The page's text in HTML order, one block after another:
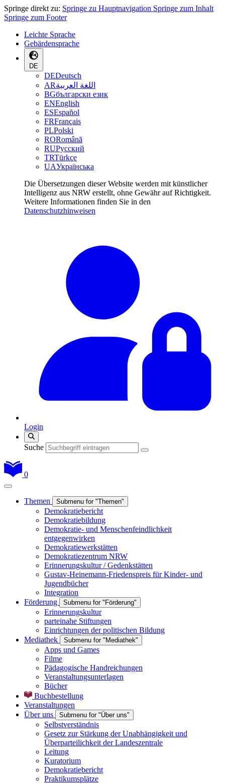
Springe direkt zu: Springe zu Hauptnavigation Springe zum Inhalt
Springe zum Footer
Leichte Sprache
Gebärdensprache
DE
DEDeutsch
ARاللغة العربية
BGбългарски език
ENEnglish
ESEspañol
FRFrançais
PLPolski
RORomână
RUРусский
TRTürkçe
UAУкраїнська
Die Übersetzungen dieser Website werden mit künstlicher
Intelligenz aus NRW erstellt, ohne Gewähr auf Richtigkeit.
Weitere Informationen finden Sie in den
Datenschutzhinweisen
Login
Suche
0
Themen Submenu for "Themen"
Demokratiebericht
Demokratiebildung
Demokratie- und Menschenfeindlichkeit
entgegenwirken
Demokratiewerkstätten
Demokratiezentrum NRW
Erinnerungskultur / Gedenkstätten
Gustav-Heinemann-Friedenspreis für Kinder- und
Jugendbücher
Integration
Förderung
Submenu for "Förderung"
Erinnerungskultur
parteinahe Stiftungen
Einrichtungen der politischen Bildung
Mediathek
Submenu for "Mediathek"
Apps und Games
Filme
Pädagogische Handreichungen
Veranstaltungsunterlagen
Bücher
Buchbestellung
Veranstaltungen
Über uns
Submenu for "Über uns"
Selbstverständnis
Gesetz zur Stärkung der Unabhängigkeit und
Überparteilichkeit der Landeszentrale
Leitung
Kuratorium
Demokratiebericht
Praktikumsplätze